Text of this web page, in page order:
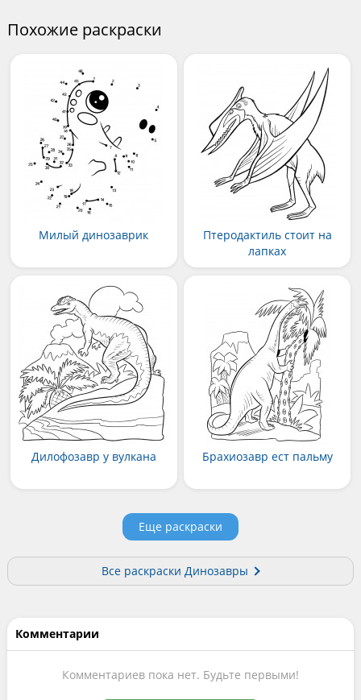
Похожие раскраски
Милый динозаврик
Птеродактиль стоит на
лапках
Дилофозавр у вулкана Брахиозавр ест пальму
Еще раскраски
Все раскраски Динозавры
Комментарии
Комментариев пока нет. Будьте первыми!